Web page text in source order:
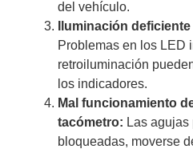
del vehículo.
Iluminación
Problemas en los LED
retroiluminación
los indicadores.
Mal funcionamiento
tacómetro: Las
bloqueadas, moverse